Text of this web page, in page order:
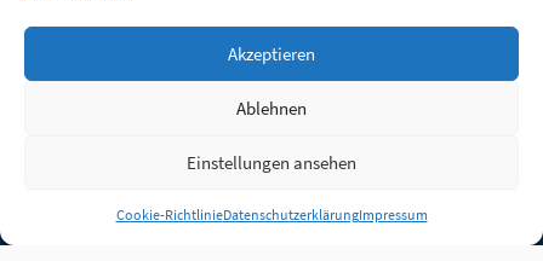
Akzeptieren
Ablehnen
Einstellungen ansehen
Cookie-RichtlinieDatenschutzerklärungImpressum
Anmelden
Jobs Partner FAQ Quellen